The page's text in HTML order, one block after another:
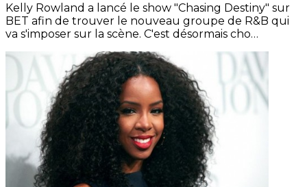
Kelly Rowland a lancé le show "Chasing Destiny" sur
BET afin de trouver le nouveau groupe de R&B qui
va s'imposer sur la scène. C'est désormais cho…